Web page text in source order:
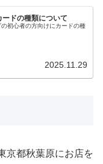
ードの種類について
初心者の方向けにカードの種
2025.11.29
京都秋葉原にお店を